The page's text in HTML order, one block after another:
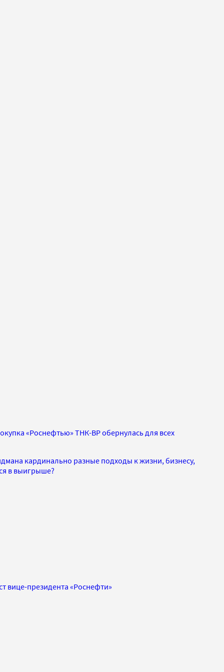
«Роснефтью» ТНК-ВР обернулась для всех
кардинально разные подходы к жизни, бизнесу,
в выигрыше?
вице-президента «Роснефти»